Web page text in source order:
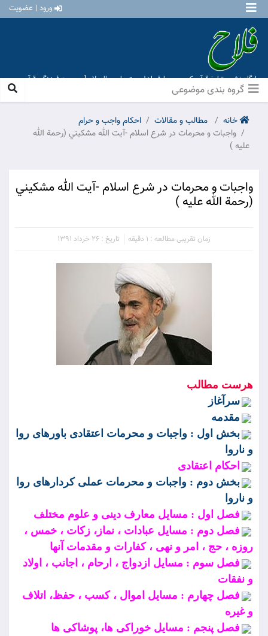
ورود | عضویت
پایگاه نشر و تبلیغ قرآن کریم و معارف اهل بیت علیهم السلام [ موسسه فرهنگی قرآن و
عترت منهاج عشق آباد ]
خانه مطالب و مقالات
احكام واجب و حرام
واجبات و محرمات در شرع اسلام -آيت الله مشكيني (رحمة الله
عليه )
واجبات و محرمات در شرع اسلام -آيت الله مشكيني
(رحمة الله عليه )
زمان تقریبی مطالعه : 1 دقیقه تاریخ : 26 خرداد 1391
هرست مطالب
سرآغاز
مقدمه
بخش اول : واجبات و محرمات اعتقادى باورهاى روا
و ناروا
احكام اعتقادى
بخش دوم : واجبات و محرمات عملى كردارهاى روا
و ناروا
فصل اول : مسايل معارف دينى و علوم مختلف
فصل دوم : مسايل عبادات ، نماز، زكات ، خمس ،
روزه ، حج ، امر و نهى ، كفارات و مقدمات آنها
فصل سوم : مسايل ازدواج ، ارحام ، اجانب ، اولاد
و نفقات
فصل چهارم : مسايل اموال ، كسب ، حفظ، اتلاف
و غيره
فصل پنجم : مسايل خوراكى ها، پوشاكى ها